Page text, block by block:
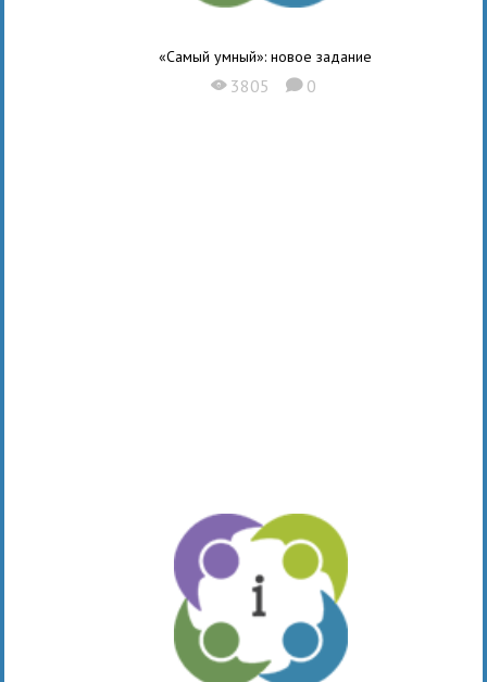
«Самый умный»: новое задание
X 3805 K 0